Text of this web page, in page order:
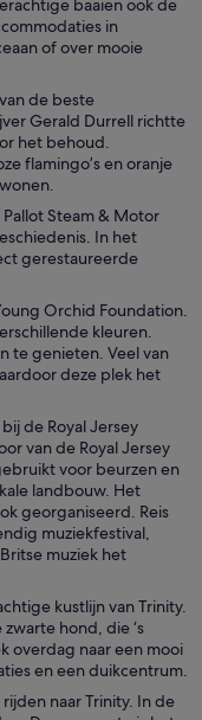
in
of over mooie
de beste
Gerald Durrell richtte
het behoud.
flamingo’s en oranje
Steam & Motor
In het
gerestaureerde
Orchid Foundation.
kleuren.
te genieten. Veel van
deze plek het
de Royal Jersey
van de Royal Jersey
voor beurzen en
landbouw. Het
georganiseerd. Reis
muziekfestival,
muziek het
kustlijn van Trinity.
hond, die ‘s
overdag naar een mooi
en een duikcentrum.
naar Trinity. In de